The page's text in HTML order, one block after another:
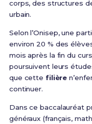
corps, des structures
urbain.
Selon l’Onisep, une
environ 20 % des
mois après la fin du
poursuivent leurs
que cette filière
continuer.
Dans ce baccalauréat
généraux (français,